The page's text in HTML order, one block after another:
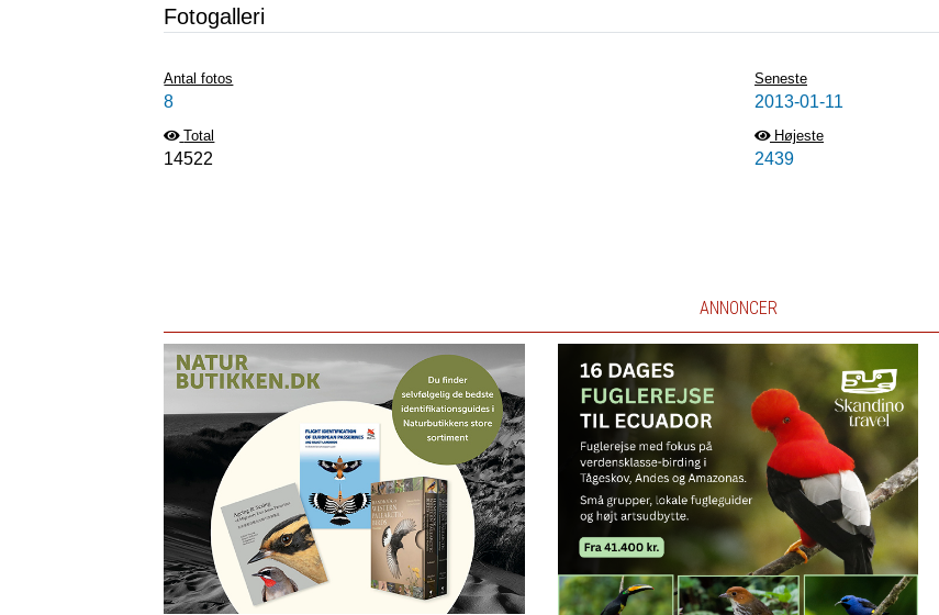
Fotogalleri
Antal fotos
8
Seneste
2013-01-11
Total
14522
Højeste
2439
ANNONCER